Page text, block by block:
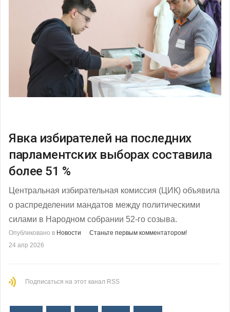
Явка избирателей на последних
парламентских выборах составила
более 51 %
Центральная избирательная комиссия (ЦИК) объявила
о распределении мандатов между политическими
силами в Народном собрании 52-го созыва.
Опубликовано в Новости
Станьте первым комментатором!
24 апр 2026
Подписаться на этот канал RSS